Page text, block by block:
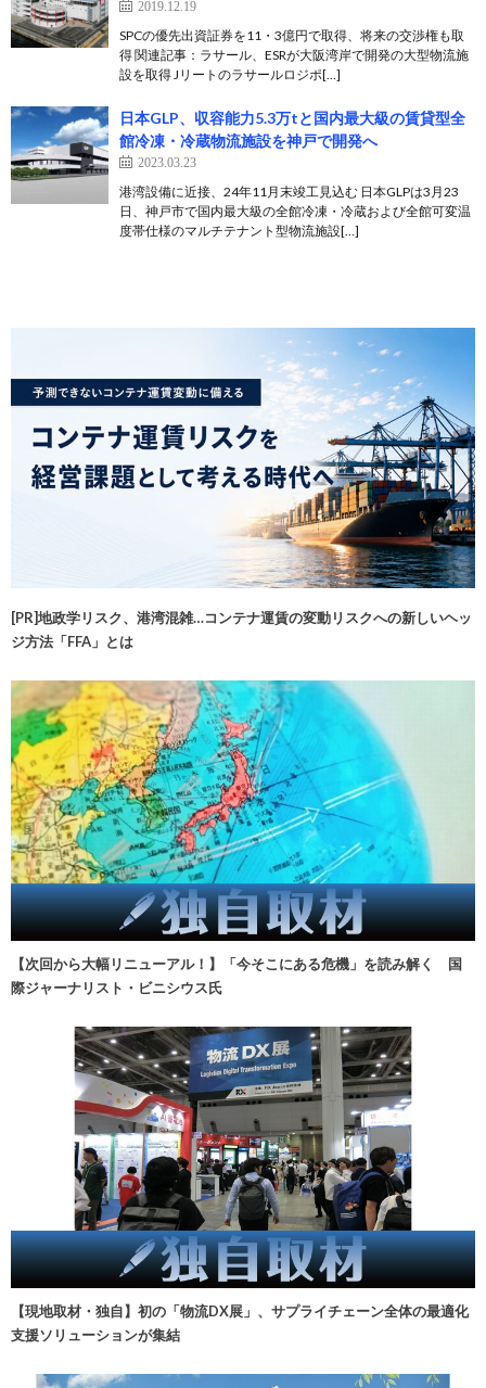
2019.12.19
SPCの優先出資証券を11・3億円で取得、将来の交渉権も取
得 関連記事：ラサール、ESRが大阪湾岸で開発の大型物流施
設を取得 Jリートのラサールロジポ[…]
日本GLP、収容能力5.3万tと国内最大級の賃貸型全
館冷凍・冷蔵物流施設を神戸で開発へ
2023.03.23
港湾設備に近接、24年11月末竣工見込む 日本GLPは3月23
日、神戸市で国内最大級の全館冷凍・冷蔵および全館可変温
度帯仕様のマルチテナント型物流施設[…]
[PR]地政学リスク、港湾混雑…コンテナ運賃の変動リスクへの新しいヘッ
ジ方法「FFA」とは
【次回から大幅リニューアル！】「今そこにある危機」を読み解く 国
際ジャーナリスト・ビニシウス氏
【現地取材・独自】初の「物流DX展」、サプライチェーン全体の最適化
支援ソリューションが集結